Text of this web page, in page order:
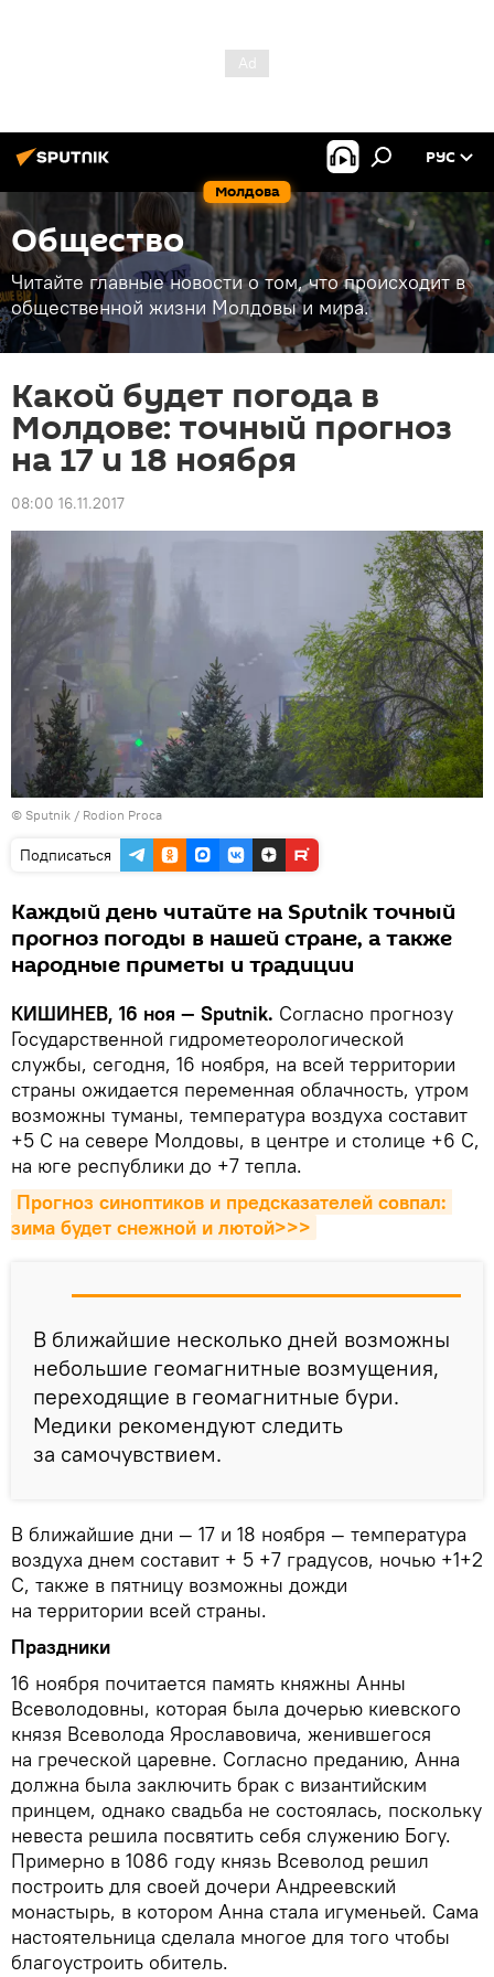
Молдова
РУС
Общество
Читайте главные новости о том, что происходит в
общественной жизни Молдовы и мира.
Какой будет погода в
Молдове: точный прогноз
на 17 и 18 ноября
08:00 16.11.2017
© Sputnik / Rodion Proca
Подписаться
Каждый день читайте на Sputnik точный
прогноз погоды в нашей стране, а также
народные приметы и традиции
КИШИНЕВ, 16 ноя — Sputnik. Согласно прогнозу
Государственной гидрометеорологической
службы, сегодня, 16 ноября, на всей территории
страны ожидается переменная облачность, утром
возможны туманы, температура воздуха составит
+5 С на севере Молдовы, в центре и столице +6 С,
на юге республики до +7 тепла.
Прогноз синоптиков и предсказателей совпал:
зима будет снежной и лютой>>>
В ближайшие несколько дней возможны
небольшие геомагнитные возмущения,
переходящие в геомагнитные бури.
Медики рекомендуют следить
за самочувствием.
В ближайшие дни — 17 и 18 ноября — температура
воздуха днем составит + 5 +7 градусов, ночью +1+2
С, также в пятницу возможны дожди
на территории всей страны.
Праздники
16 ноября почитается память княжны Анны
Всеволодовны, которая была дочерью киевского
князя Всеволода Ярославовича, женившегося
на греческой царевне. Согласно преданию, Анна
должна была заключить брак с византийским
принцем, однако свадьба не состоялась, поскольку
невеста решила посвятить себя служению Богу.
Примерно в 1086 году князь Всеволод решил
построить для своей дочери Андреевский
монастырь, в котором Анна стала игуменьей. Сама
настоятельница сделала многое для того чтобы
благоустроить обитель.